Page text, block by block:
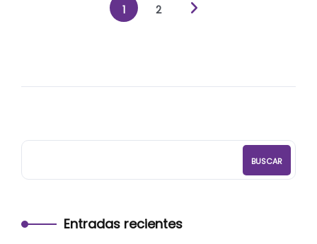
1 2
BUSCAR
Entradas recientes